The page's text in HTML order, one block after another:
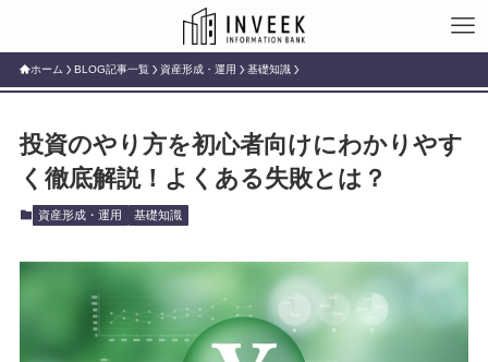
ホーム BLOG記事一覧 資産形成・運用 基礎知識
投資のやり方を初心者向けにわかりやす
く徹底解説！よくある失敗とは？
資産形成・運用 基礎知識